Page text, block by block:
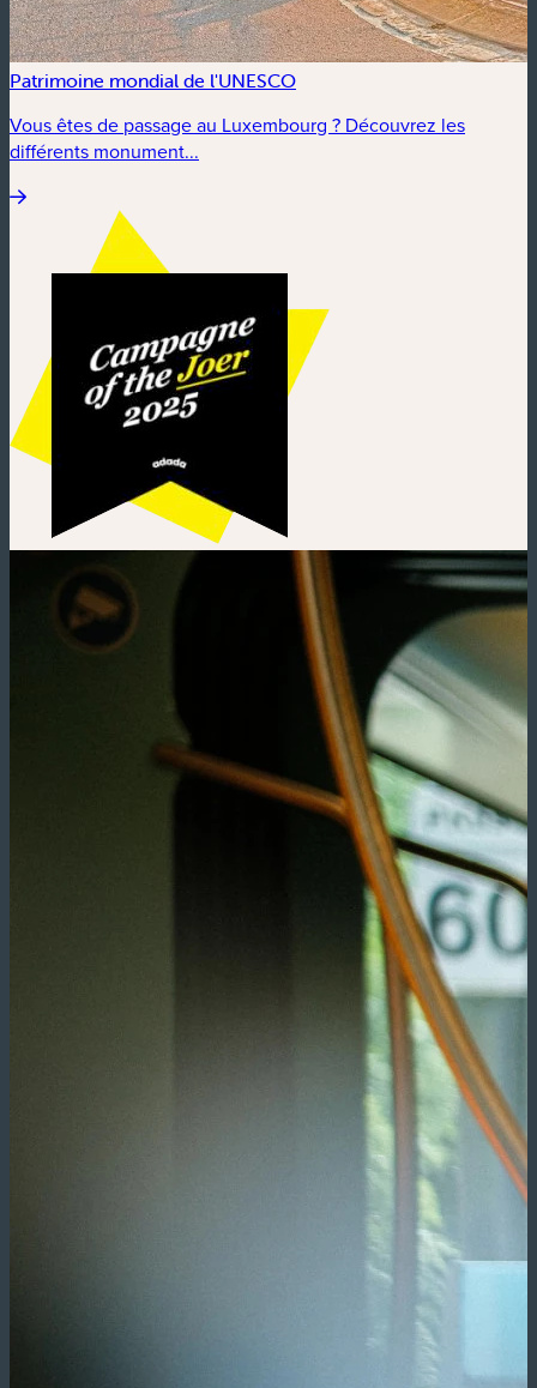
Patrimoine mondial de l'UNESCO
Vous êtes de passage au Luxembourg ? Découvrez les
différents monument...